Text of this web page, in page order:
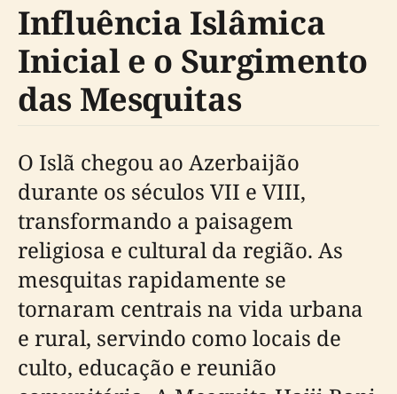
Influência Islâmica
Inicial e o Surgimento
das Mesquitas
O Islã chegou ao Azerbaijão
durante os séculos VII e VIII,
transformando a paisagem
religiosa e cultural da região. As
mesquitas rapidamente se
tornaram centrais na vida urbana
e rural, servindo como locais de
culto, educação e reunião